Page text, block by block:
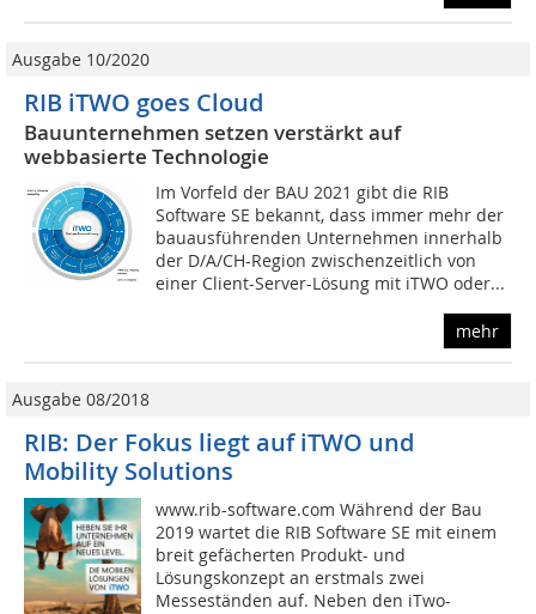
Ausgabe 10/2020
RIB iTWO goes Cloud
Bauunternehmen setzen verstärkt auf
webbasierte Technologie
Im Vorfeld der BAU 2021 gibt die RIB
Software SE bekannt, dass immer mehr der
bauausführenden Unternehmen innerhalb
der D/A/CH-Region zwischenzeitlich von
einer Client-Server-Lösung mit iTWO oder...
mehr
Ausgabe 08/2018
RIB: Der Fokus liegt auf iTWO und
Mobility Solutions
www.rib-software.com Während der Bau
2019 wartet die RIB Software SE mit einem
breit gefächerten Produkt- und
Lösungskonzept an erstmals zwei
Messeständen auf. Neben den iTwo-